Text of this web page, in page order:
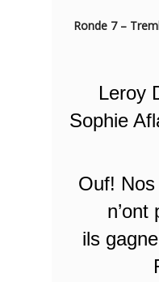
Ronde 7 –
Leroy
Sophie
Ouf!
n’ont
ils